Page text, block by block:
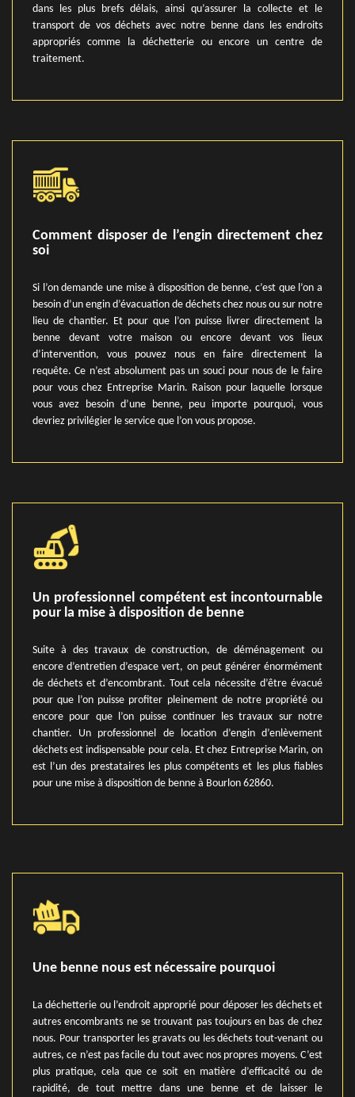
dans les plus brefs délais, ainsi qu’assurer la collecte et le
transport de vos déchets avec notre benne dans les endroits
appropriés comme la déchetterie ou encore un centre de
traitement.
Comment disposer de l’engin directement chez
soi
Si l’on demande une mise à disposition de benne, c’est que l’on a
besoin d’un engin d’évacuation de déchets chez nous ou sur notre
lieu de chantier. Et pour que l’on puisse livrer directement la
benne devant votre maison ou encore devant vos lieux
d’intervention, vous pouvez nous en faire directement la
requête. Ce n’est absolument pas un souci pour nous de le faire
pour vous chez Entreprise Marin. Raison pour laquelle lorsque
vous avez besoin d’une benne, peu importe pourquoi, vous
devriez privilégier le service que l’on vous propose.
Un professionnel compétent est incontournable
pour la mise à disposition de benne
Suite à des travaux de construction, de déménagement ou
encore d’entretien d’espace vert, on peut générer énormément
de déchets et d’encombrant. Tout cela nécessite d’être évacué
pour que l’on puisse profiter pleinement de notre propriété ou
encore pour que l’on puisse continuer les travaux sur notre
chantier. Un professionnel de location d’engin d’enlèvement
déchets est indispensable pour cela. Et chez Entreprise Marin, on
est l’un des prestataires les plus compétents et les plus fiables
pour une mise à disposition de benne à Bourlon 62860.
Une benne nous est nécessaire pourquoi
La déchetterie ou l’endroit approprié pour déposer les déchets et
autres encombrants ne se trouvant pas toujours en bas de chez
nous. Pour transporter les gravats ou les déchets tout-venant ou
autres, ce n’est pas facile du tout avec nos propres moyens. C’est
plus pratique, cela que ce soit en matière d’efficacité ou de
rapidité, de tout mettre dans une benne et de laisser le